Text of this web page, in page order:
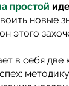
простой
новые
этого
в себя две